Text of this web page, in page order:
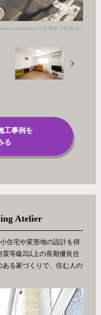
construction/二世帯狭小住宅.ph
工事例を
る
Atelier
住宅や変形地の設計を得
等級2以上の長期優良住
る家づくりで、住む人の